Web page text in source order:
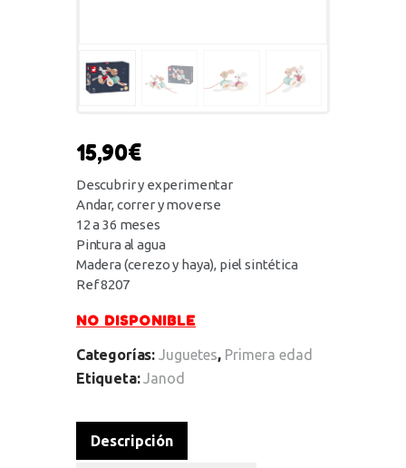
15,90€
Descubrir y experimentar
Andar, correr y moverse
12 a 36 meses
Pintura al agua
Madera (cerezo y haya), piel sintética
Ref 8207
NO DISPONIBLE
Categorías: Juguetes, Primera edad
Etiqueta:Janod
Descripción